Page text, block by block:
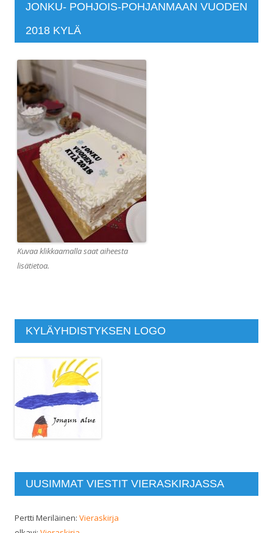
JONKU- POHJOIS-POHJANMAAN VUODEN
2018 KYLÄ
Kuvaa klikkaamalla saat aiheesta
lisätietoa.
KYLÄYHDISTYKSEN LOGO
UUSIMMAT VIESTIT VIERASKIRJASSA
Pertti Meriläinen: Vieraskirja